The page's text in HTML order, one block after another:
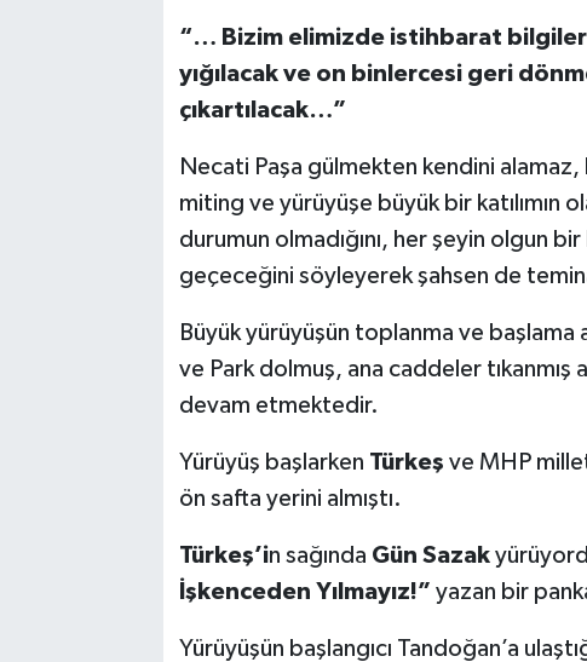
“… Bizim elimizde istihbarat
yığılacak ve on binlercesi geri
çıkartılacak…”
Necati Paşa gülmekten kendini
miting ve yürüyüşe büyük bir katılımın
durumun olmadığını, her şeyin olgun
geçeceğini söyleyerek şahsen de
Büyük yürüyüşün toplanma ve başlama
ve Park dolmuş, ana caddeler tıkanmış
devam etmektedir.
Yürüyüş başlarken Türkeş ve MHP
ön safta yerini almıştı.
Türkeş’in sağında Gün Sazak
İşkenceden Yılmayız!” yazan bir
Yürüyüşün başlangıcı Tandoğan’a